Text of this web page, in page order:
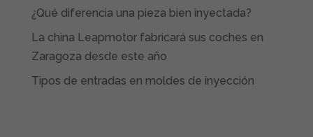
¿Qué diferencia una pieza bien inyectada?
La china Leapmotor fabricará sus coches en
Zaragoza desde este año
Tipos de entradas en moldes de inyección